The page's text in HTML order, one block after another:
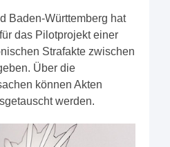
Baden-Württemberg hat
das Pilotprojekt einer
Strafakte zwischen
Über die
können Akten
werden.